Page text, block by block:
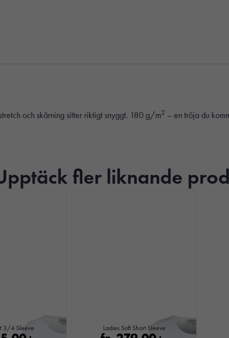
och skärning sitter riktigt snyggt. 180 g/m2 – en tröja du
fler liknande
3/4 Sleeve Ladies Soft Short Sleeve
behövs för att
hemsidan